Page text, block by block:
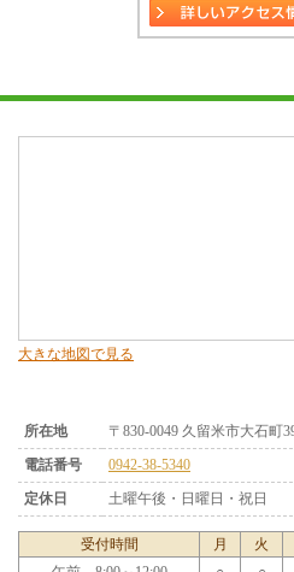
大きな地図で見る
所在地
〒830-0049 久留米市大石町
電話番号
0942-38-5340
定休日
土曜午後・日曜日・祝日
受付時間 月 火